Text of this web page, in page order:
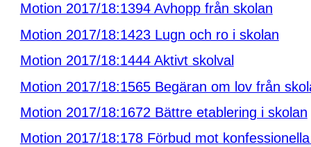
Motion 2017/18:1394 Avhopp från skolan
Motion 2017/18:1423 Lugn och ro i skolan
Motion 2017/18:1444 Aktivt skolval
Motion 2017/18:1565 Begäran om lov från
Motion 2017/18:1672 Bättre etablering i skolan
Motion 2017/18:178 Förbud mot